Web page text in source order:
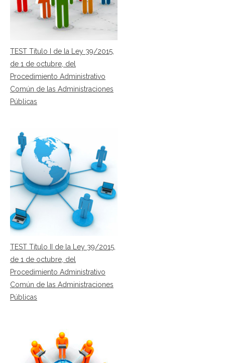
TEST Título I de la Ley 39/2015,
de 1 de octubre, del
Procedimiento Administrativo
Común de las Administraciones
Públicas
TEST Título II de la Ley 39/2015,
de 1 de octubre, del
Procedimiento Administrativo
Común de las Administraciones
Públicas